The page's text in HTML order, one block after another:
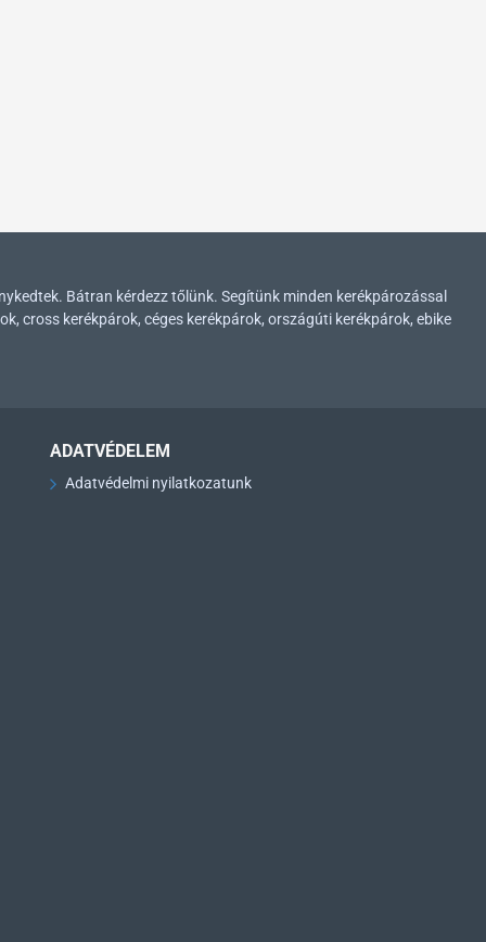
Bátran kérdezz tőlünk. Segítünk minden kerékpározással
cross kerékpárok, céges kerékpárok, országúti kerékpárok, ebike
ADATVÉDELEM
Adatvédelmi nyilatkozatunk